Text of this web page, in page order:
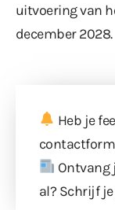
uitvoering van
december 2028.
Heb je
Ontvang
al? Schrijf